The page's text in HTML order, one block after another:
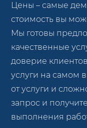
Цены – самые
стоимость вы
Мы готовы
качественные
доверие
услуги на самом
от услуги и
запрос и
выполнения